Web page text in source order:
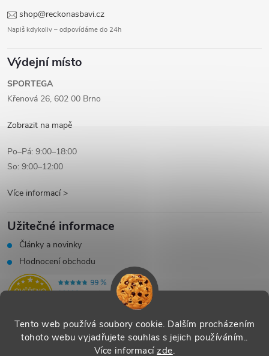
Tento web používá soubory cookie. Dalším procházením
tohoto webu vyjadřujete souhlas s jejich používáním..
Více informacízde.
shop@reckonasbavi.cz
Napiš kdykoliv – odpovídáme do 24h
Výdejní místo
SPORTEGA
Křenová 26, 602 00 Brno
Zobrazit na mapě
Po–Pá: 9:00–18:00
So: 9:00–12:00
Více informací >
Užitečné informace
Články a novinky
Hodnocení obchodu